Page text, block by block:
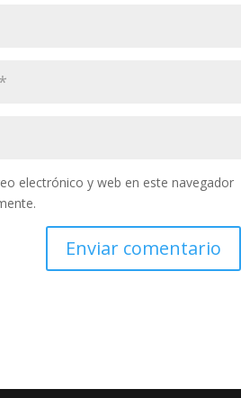
electrónico y web en este navegador